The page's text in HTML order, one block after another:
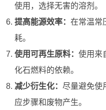
使用，选择无害的溶剂。
提高能源效率： 在常温常
耗。
使用可再生原料： 使用来
化石燃料的依赖。
减少衍生化： 尽量避免使
应步骤和废物产生。